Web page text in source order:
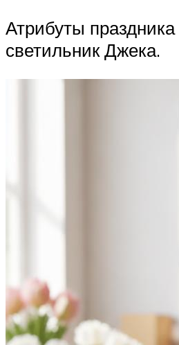
Атрибуты
светильник Джека.